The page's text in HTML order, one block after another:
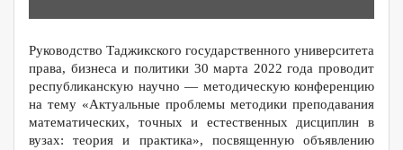
Руководство Таджикского государственного университета
права, бизнеса и политики 30 марта 2022 года проводит
республиканскую научно — методическую конференцию
на тему «Актуальные проблемы методики преподавания
математических, точных и естественных дисциплин в
вузах: теория и практика», посвященную объявлению